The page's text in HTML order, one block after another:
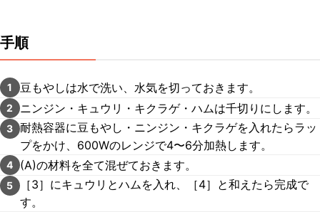
手順
1 豆もやしは水で洗い、水気を切っておきます。
2 ニンジン・キュウリ・キクラゲ・ハムは千切りにします。
3 耐熱容器に豆もやし・ニンジン・キクラゲを入れたらラッ
プをかけ、600Wのレンジで4〜6分加熱します。
4 (A)の材料を全て混ぜておきます。
5
［3］にキュウリとハムを入れ、［4］と和えたら完成で
す。